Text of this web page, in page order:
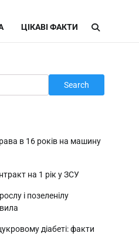
ЦІКАВІ ФАКТИ
Search
в 16 років на машину
на 1 рік у ЗСУ
і позеленілу
діабеті: факти